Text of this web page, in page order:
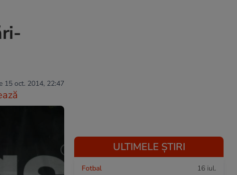
15 oct. 2014, 22:47
ULTIMELE ȘTIRI
Fotbal 16 iul.